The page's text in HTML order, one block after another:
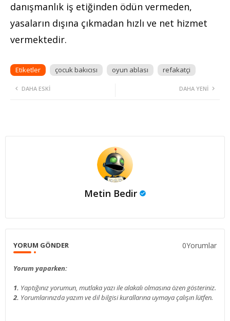
danışmanlık iş etiğinden ödün vermeden,
yasaların dışına çıkmadan hızlı ve net hizmet
vermektedir.
Etiketler çocuk bakıcısı oyun ablası refakatçi
DAHA YENI
DAHA ESKI
Metin Bedir
YORUM GÖNDER 0Yorumlar
Yorum yaparken:
1. Yaptığınız yorumun, mutlaka yazı ile alakalı olmasına özen gösteriniz.
2. Yorumlarınızda yazım ve dil bilgisi kurallarına uymaya çalışın lütfen.